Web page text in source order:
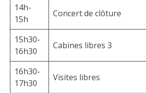
14h-
15h
Concert de clôture
15h30-
16h30
Cabines libres 3
16h30-
17h30
Visites libres